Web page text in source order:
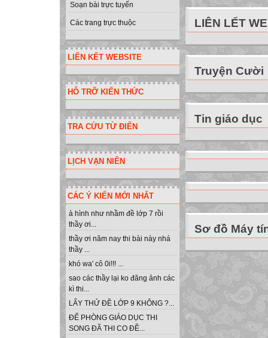
Soạn bài trực tuyến
Các trang trực thuộc
LIÊN KẾT WEBSITE
HỖ TRỠ KIẾN THỨC
TRA CỨU TỪ ĐIỂN
LỊCH VẠN NIÊN
CÁC Ý KIẾN MỚI NHẤT
à hình như nhầm đề lớp 7 rồi
thầy ơi...
thầy ơi năm nay thi bài này nhá
thầy ...
khó wa' cô 0i!!! ...
sao các thầy lại ko đăng ảnh các
kì thi...
LẤY THỬ ĐỀ LỚP 9 KHÔNG ?...
ĐỂ PHÒNG GIÁO DỤC THI
SONG ĐÃ THI CO ĐỀ...
LIÊN LẾT
Truyện Cười
Tin giáo dục
Sơ đồ Máy